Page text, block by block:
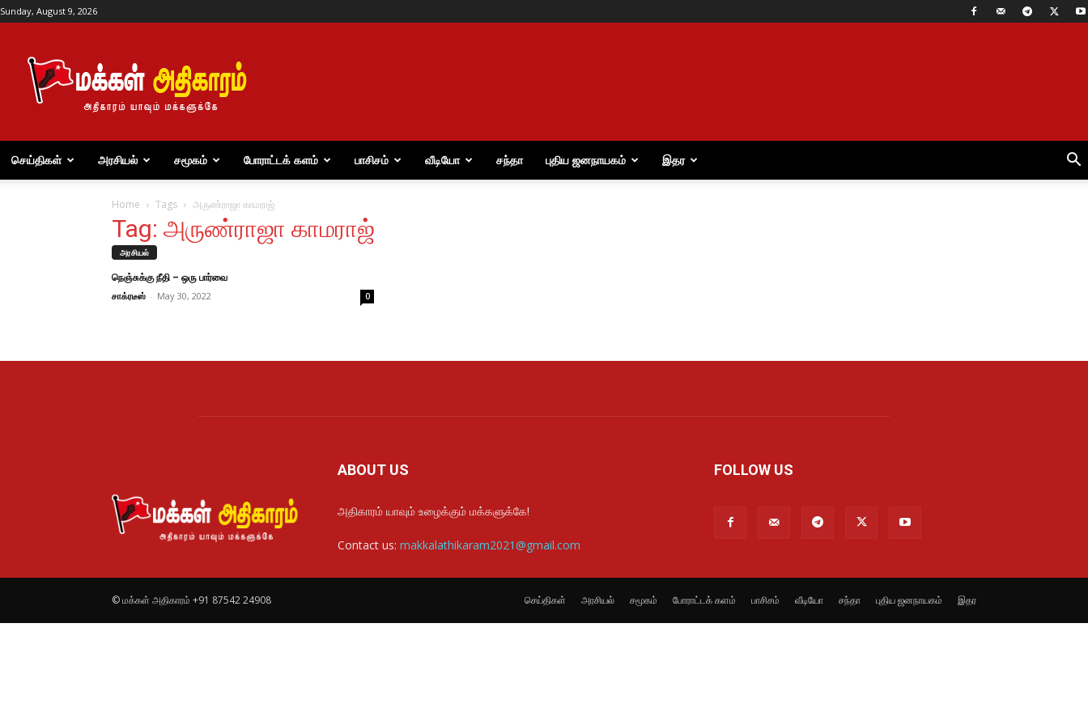
Sunday, August 9, 2026
அதிகாரம்
செய்திகள் அரசியல் சமூகம் போராட்டக் களம் பாசிசம் வீடியோ சந்தா புதிய ஜனநாயகம் இதர
Home Tags அருண்ராஜா காமராஜ்
Tag: அருண்ராஜா காமராஜ்
அரசியல்
நெஞ்சுக்கு நீதி – ஒரு பார்வை
சாக்ரடீஸ் - May 30, 2022 0
ABOUT US
அதிகாரம் யாவும் உழைக்கும் மக்களுக்கே!
Contact us: makkalathikaram2021@gmail.com
FOLLOW US
செய்திகள் அரசியல் சமூகம் போராட்டக் களம் பாசிசம் வீடியோ சந்தா புதிய ஜனநாயகம் இதர
© மக்கள் அதிகாரம் +91 87542 24908